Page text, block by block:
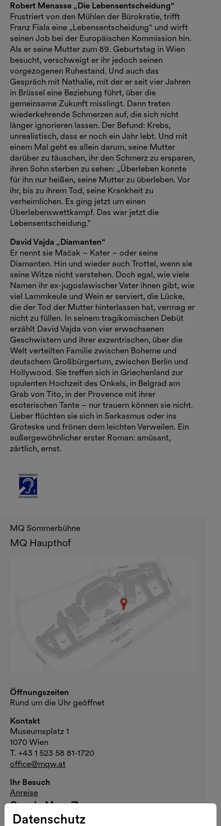
Robert Menasse „Die Lebensentscheidung“
Frustriert von den Mühlen der Bürokratie, trifft
Franz Fiala eine „Lebensentscheidung“ und wirft
seinen Job bei der Europäischen Kommission hin.
Als er seine Mutter zum 89. Geburtstag in Wien
besucht, verschweigt er ihr jedoch seinen
vorgezogenen Ruhestand. Und auch das
Gespräch mit Nathalie, mit der er seit vier Jahren
in Brüssel eine Beziehung führt, über die
gemeinsame Zukunft misslingt. Dann treten
wiederkehrende Schmerzen auf, die sich nicht
länger ignorieren lassen. Der Befund: Krebs,
unrealistisch, dass er noch ein Jahr lebt. Und mit
einem Mal geht es allein darum, seine Mutter
darüber zu täuschen, ihr den Schmerz zu ersparen,
ihren Sohn sterben zu sehen: „Überleben konnte
für ihn nur heißen, seine Mutter zu überleben. Vor
ihr, bis zu ihrem Tod, seine Krankheit zu
verheimlichen. Es ging jetzt um einen
Überlebenswettkampf. Das war jetzt die
Lebensentscheidung.“
David Vajda „Diamanten“
Er nennt sie Mačak – Kater – oder seine
Diamanten. Hin und wieder auch Trottel, wenn sie
seine Witze nicht verstehen. Doch egal, wie viele
Namen ihr ex-jugoslawischer Vater ihnen gibt, wie
viel Lammkeule und Wein er serviert, die Lücke,
die der Tod der Mutter hinterlassen hat, vermag er
nicht zu füllen. In seinem tragikomischen Debüt
erzählt David Vajda von vier erwachsenen
Geschwistern und ihrer exzentrischen, über die
Welt verteilten Familie zwischen Boheme und
deutschem Großbürgertum, zwischen Berlin und
Hollywood. Sie treffen sich in Griechenland zur
opulenten Hochzeit des Onkels, in Belgrad am
Grab von Tito, in der Provence mit ihrer
esoterischen Tante – nur trauern können sie nicht.
Lieber flüchten sie sich in Sarkasmus oder ins
Groteske und frönen dem leichten Verweilen. Ein
außergewöhnlicher erster Roman: amüsant,
zärtlich, ernst.
MQ Sommerbühne
MQ Haupthof
Öffnungszeiten
Rund um die Uhr geöffnet
Kontakt
Museumsplatz 1
1070 Wien
T. +43 1 523 58 81-1720
office@mqw.at
Ihr Besuch
Anreise
Google Maps
Datenschutz